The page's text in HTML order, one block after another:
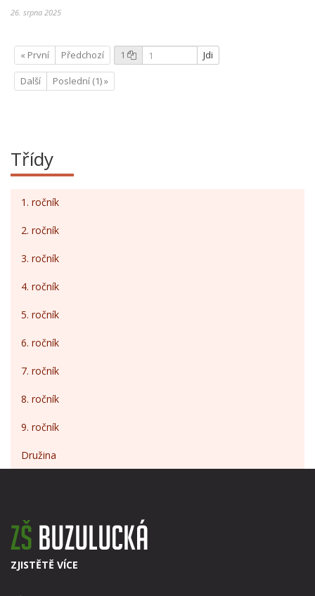
26. srpna 2025
« První Předchozí 1 Jdi
Další Poslední (1) »
Třídy
1. ročník
2. ročník
3. ročník
4. ročník
5. ročník
6. ročník
7. ročník
8. ročník
9. ročník
Družina
ZJISTĚTĚ VÍCE